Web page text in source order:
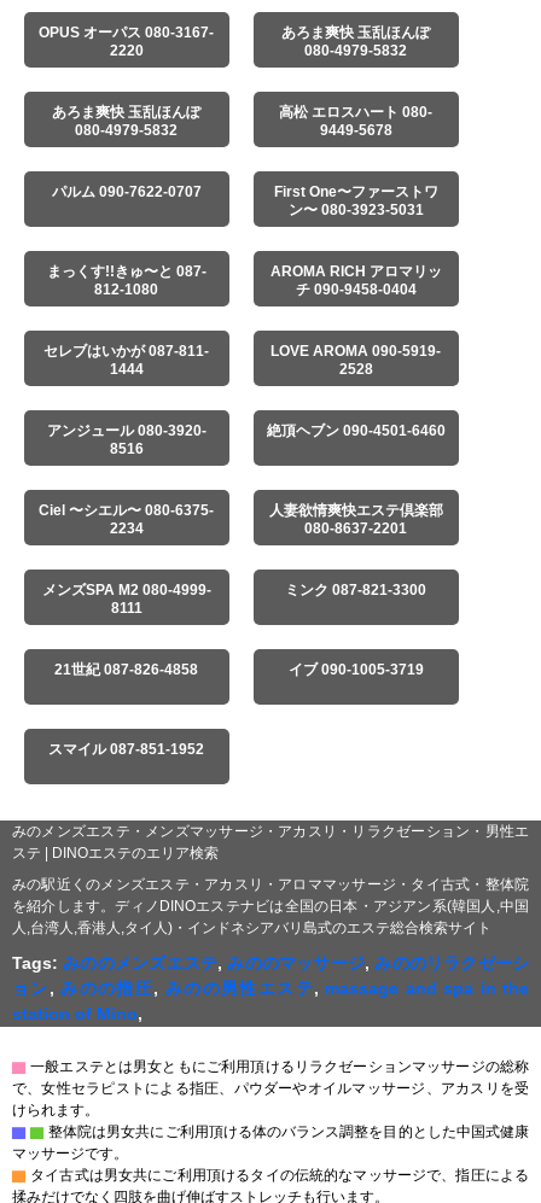
OPUS オーパス 080-3167-
2220
あろま爽快 玉乱ほんぽ
080-4979-5832
あろま爽快 玉乱ほんぽ
080-4979-5832
高松 エロスハート 080-
9449-5678
パルム 090-7622-0707
First One〜ファーストワ
ン〜 080-3923-5031
まっくす!!きゅ〜と 087-
812-1080
AROMA RICH アロマリッ
チ 090-9458-0404
セレブはいかが 087-811-
1444
LOVE AROMA 090-5919-
2528
アンジュール 080-3920-
8516
絶頂ヘブン 090-4501-6460
Ciel 〜シエル〜 080-6375-
2234
人妻欲情爽快エステ倶楽部
080-8637-2201
メンズSPA M2 080-4999-
8111
ミンク 087-821-3300
21世紀 087-826-4858 イブ 090-1005-3719
スマイル 087-851-1952
みのメンズエステ・メンズマッサージ・アカスリ・リラクゼーション・男性エ
ステ | DINOエステのエリア検索
みの駅近くのメンズエステ・アカスリ・アロママッサージ・タイ古式・整体院
を紹介します。ディノDINOエステナビは全国の日本・アジアン系(韓国人,中国
人,台湾人,香港人,タイ人)・インドネシアバリ島式のエステ総合検索サイト
Tags:みののメンズエステ,みののマッサージ,みののリラクゼーシ
ョン,みのの指圧, みのの男性エステ, massage and spa in the
station of Mino,
▇ 一般エステとは男女ともにご利用頂けるリラクゼーションマッサージの総称
で、女性セラピストによる指圧、パウダーやオイルマッサージ、アカスリを受
けられます。
▇ ▇ 整体院は男女共にご利用頂ける体のバランス調整を目的とした中国式健康
マッサージです。
▇ タイ古式は男女共にご利用頂けるタイの伝統的なマッサージで、指圧による
揉みだけでなく四肢を曲げ伸ばすストレッチも行います。